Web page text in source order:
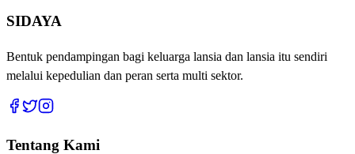
SIDAYA
Bentuk pendampingan bagi keluarga lansia dan lansia itu sendiri
melalui kepedulian dan peran serta multi sektor.
Tentang Kami